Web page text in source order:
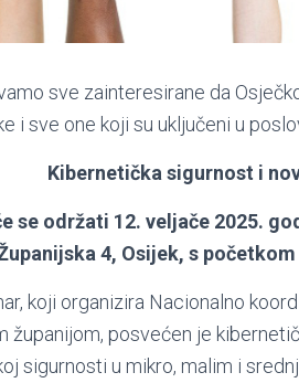
sve zainteresirane da
i sve one koji su uključeni u
Kibernetička sigurnost i
se održati 12. veljače 2025.
4, Osijek, s
koji organizira Nacionalno
županijom, posvećen je
sigurnosti u mikro, malim i